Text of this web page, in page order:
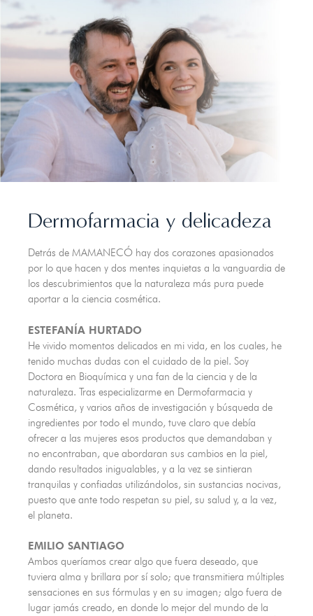
Dermofarmacia y delicadeza
Detrás de MAMANECÓ hay dos corazones apasionados
por lo que hacen y dos mentes inquietas a la vanguardia de
los descubrimientos que la naturaleza más pura puede
aportar a la ciencia cosmética.
ESTEFANÍA HURTADO
He vivido momentos delicados en mi vida, en los cuales, he
tenido muchas dudas con el cuidado de la piel. Soy
Doctora en Bioquímica y una fan de la ciencia y de la
naturaleza. Tras especializarme en Dermofarmacia y
Cosmética, y varios años de investigación y búsqueda de
ingredientes por todo el mundo, tuve claro que debía
ofrecer a las mujeres esos productos que demandaban y
no encontraban, que abordaran sus cambios en la piel,
dando resultados inigualables, y a la vez se sintieran
tranquilas y confiadas utilizándolos, sin sustancias nocivas,
puesto que ante todo respetan su piel, su salud y, a la vez,
el planeta.
EMILIO SANTIAGO
Ambos queríamos crear algo que fuera deseado, que
tuviera alma y brillara por sí solo; que transmitiera múltiples
sensaciones en sus fórmulas y en su imagen; algo fuera de
lugar jamás creado, en donde lo mejor del mundo de la